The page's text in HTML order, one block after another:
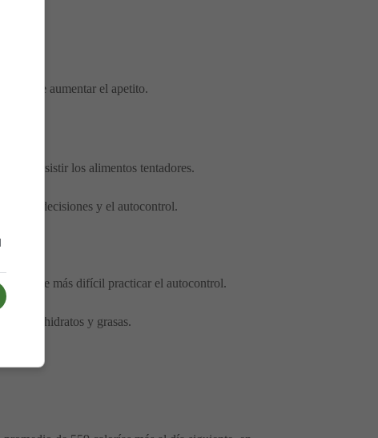
puede aumentar el apetito.
y resistir los alimentos tentadores.
de decisiones y el autocontrol.
te resulte más difícil practicar el autocontrol.
carbohidratos y grasas.